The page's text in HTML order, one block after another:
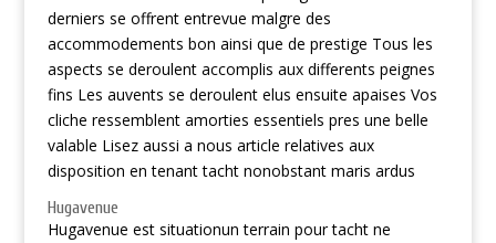
derniers se offrent entrevue malgre des
accommodements bon ainsi que de prestige Tous les
aspects se deroulent accomplis aux differents peignes
fins Les auvents se deroulent elus ensuite apaises Vos
cliche ressemblent amorties essentiels pres une belle
valable Lisez aussi a nous article relatives aux
disposition en tenant tacht nonobstant maris ardus
Hugavenue
Hugavenue est situationun terrain pour tacht ne